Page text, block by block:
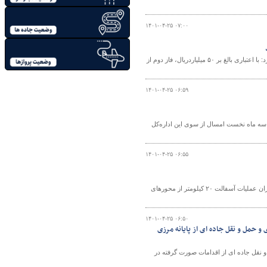
۱۴۰۱-۰۴-۲۵ ۰۷:۰۰
رئیس اداره ایمنی راه‌ها و حریم اداره کل راهداری و حمل ونقل جاده‌ای استان قم اعلام کرد: با اعتباری بالغ بر ۵۰ میلیاردریال، فاز دوم از
۱۴۰۱-۰۴-۲۵ ۰۶:۵۹
عبور بارهای ترافیکی در سه ماه نخست امسال از سوی این اداره‌کل
۱۴۰۱-۰۴-۲۵ ۰۶:۵۵
معاون راهداری اداره کل راهداری و حمل ونقل جاده ای استان اردبیل گفت: با تلاش راهداران عملیات آسفالت ۲۰ کیلومتر از محورهای
۱۴۰۱-۰۴-۲۵ ۰۶:۵۰
حمل و نقل جاده ای از پایانه مرزی
جاده ای از اقدامات صورت گرفته در